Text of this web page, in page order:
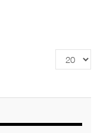
Affichage
#